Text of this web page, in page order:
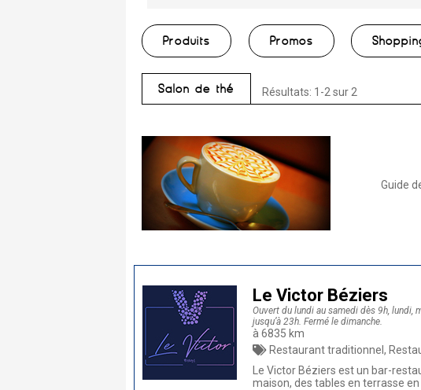
Produits Promos
Salon de thé Résultats: 1-2 sur 2
Guide
Le Victor Béziers
Ouvert du lundi au samedi dès 9h, lundi,
jusqu’à 23h. Fermé le dimanche.
à 6835 km
Restaurant traditionnel, Restaurant, Fait Maison,
Le Victor Béziers est un bar-
maison, des tables en terrasse en